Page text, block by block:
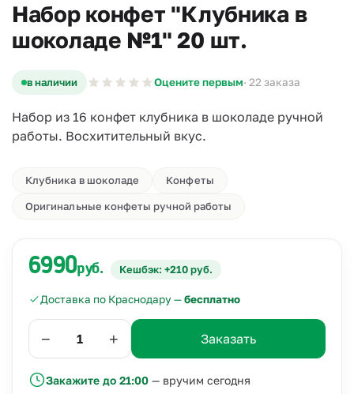
Набор конфет "Клубника в
шоколаде №1" 20 шт.
в наличии Оцените первым· 22 заказа
Набор из 16 конфет клубника в шоколаде ручной
работы. Восхитительный вкус.
Клубника в шоколаде Конфеты
Оригинальные конфеты ручной работы
6990руб. Кешбэк: +210 руб.
Доставка по Краснодару —бесплатно
− + Заказать
Закажите до 21:00 — вручим сегодня